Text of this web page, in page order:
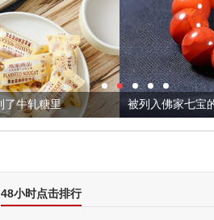
被列入佛家七宝的它到底有多美？
48小时点击排行